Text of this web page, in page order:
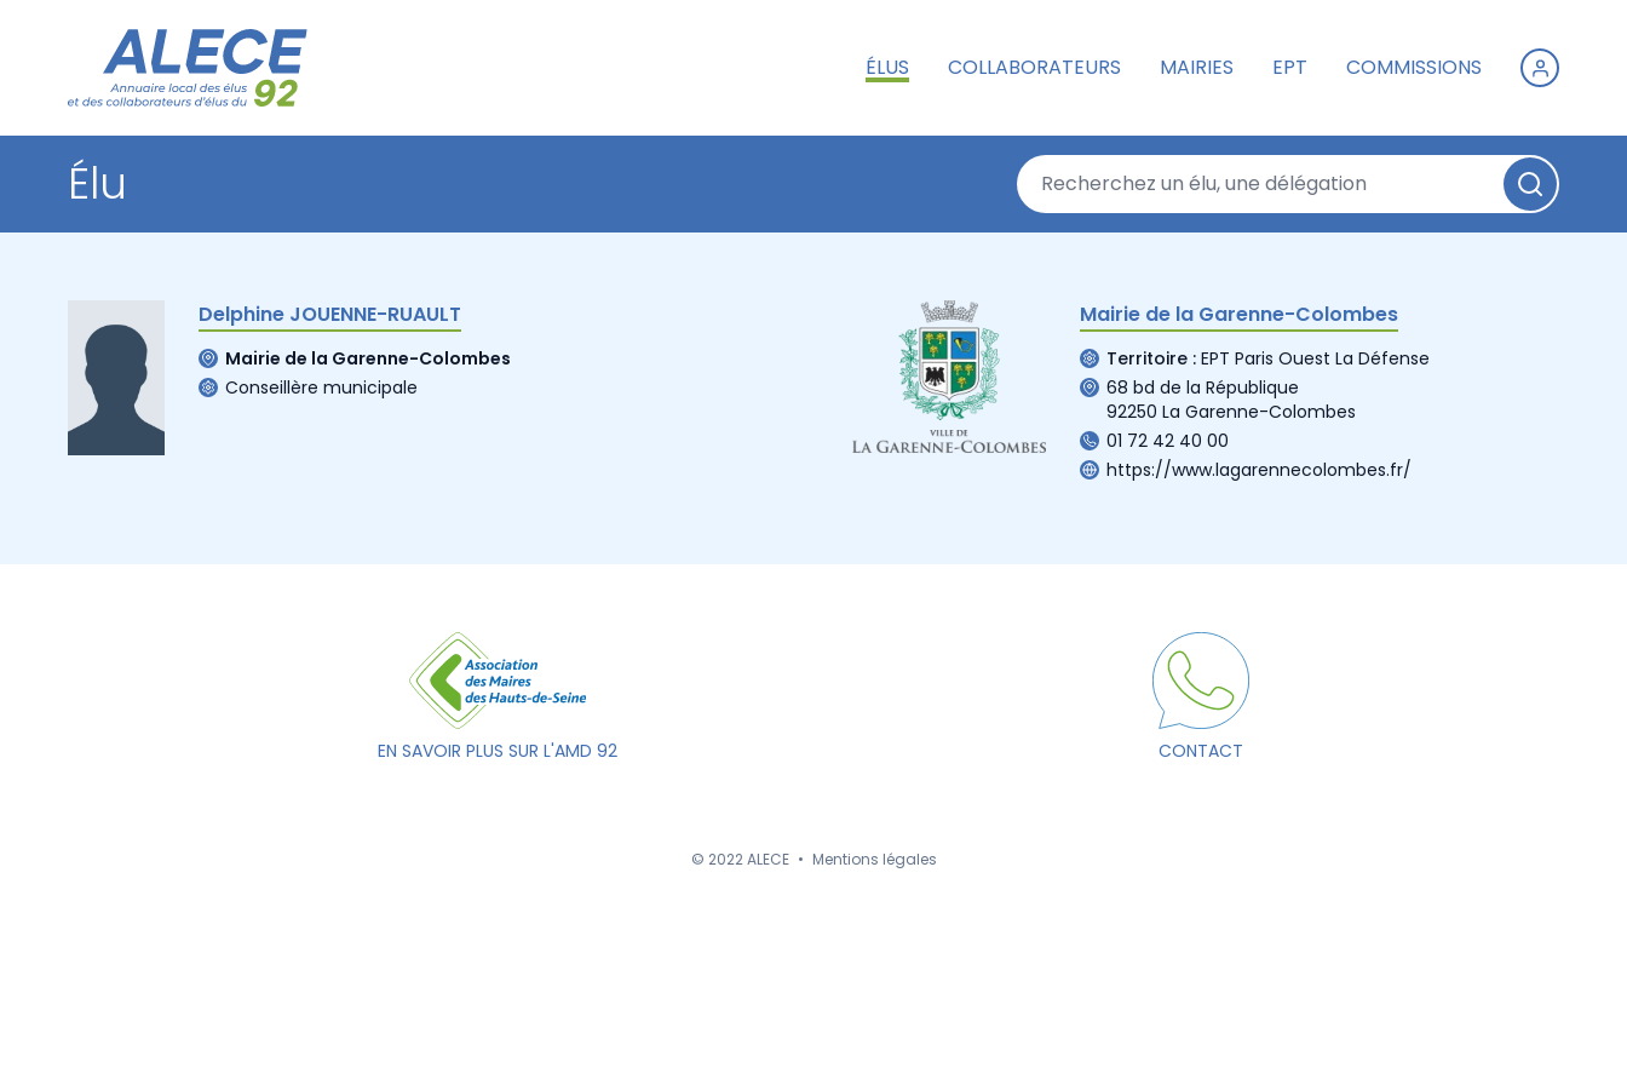
ÉLUS COLLABORATEURS MAIRIES EPT COMMISSIONS
Élu
Delphine JOUENNE-RUAULT
Mairie de la Garenne-Colombes
Conseillère municipale
Mairie de la Garenne-Colombes
Territoire : EPT Paris Ouest La Défense
68 bd de la République
92250 La Garenne-Colombes
01 72 42 40 00
https://www.lagarennecolombes.fr/
EN SAVOIR PLUS SUR L'AMD 92 CONTACT
© 2022 ALECE • Mentions légales